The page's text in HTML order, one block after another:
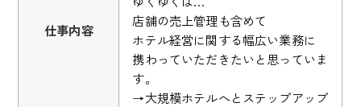
仕事内容
店舗の売上管理も含めて
ホテル経営に関する幅広い業務に
携わっていただきたいと思っていま
す。
→大規模ホテルへとステップアップ